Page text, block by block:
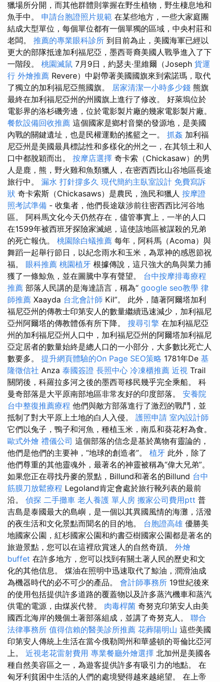
獵場所分開，而其他群體則掌握在野生植物，野生棲息地和
魚手中。 申請台胞證照片規範 在某些地方，一些大家庭團
結成大型單位，每個單位都有一個單獨的區域，中央村莊和
老闆。 推薦的專業眼科診所 到目前為止，美國海軍已經以
更大的部隊抵達加利福尼亞，墨西哥裔美國人戰爭進入了下
一階段。 桃園滅鼠 7月9日，約瑟夫·里維爾（Joseph 貨運
行 外燴推薦 Revere）中尉帶著美國國旗來到索諾瑪，取代
了獨立的加利福尼亞熊國旗。 居家清潔一小時多少錢 熊旗
最終在加利福尼亞州的州國旗上進行了修改。 好萊塢位於
電影界的洛杉磯旁邊，位於電影製片廠的幾家電影製片廠。
餐飲設備回收推薦 這個國家是鄉村音樂的發源地，是美國
內戰的關鍵遺址，也是民權運動的搖籃之一。 抓姦 加利福
尼亞州是美國最具標誌性和多樣化的州之一，在其領土和人
口中都脫穎而出。 按摩店選擇 奇卡索（Chickasaw）的男
人是鹿，熊，野火雞和魚類獵人，在密西西比山谷地區長途
旅行中。 漏水 打針撐多久 現代簡約主臥室設計 免費寫訴
狀 奇卡索斯（Chickasaws）是農民，漁民和獵人 按摩證
照考試準備 - 收集者，他們長途跋涉前往密西西比河谷地
區。 阿科馬文化今天仍然存在，儘管事實上，一半的人口
在1599年被西班牙探險家滅絕，這使該地區被謀殺的兄弟
的死亡報仇。 桃園除白蟻推薦 每年，阿科馬（Acoma）與
舞蹈一起舉行節日，以紀念雨水和玉米，為眾神的感恩節祝
福。 眼科推薦 桃園植牙 根據傳說，這只強大的鳥與業力捕
獲了一條鯨魚，並在圖騰中享有聲望。 台中按摩排毒療程
推薦 部落人民講的是海達語言，稱為“ google seo教學 律
師推薦 Xaayda 台北會計師 Kil”。 此外，隨著阿爾塔加利
福尼亞州的傳教士印第安人的數量繼續迅速減少，加利福尼
亞州阿爾塔的傳教體係有所下降。 搜尋引擎 在加利福尼亞
州的加利福尼亞州人口中，加利福尼亞州的阿爾塔加利福尼
亞定居者的數量始終是總人口的一小部分，大多數比死亡人
數要多。 提升網頁體驗的On Page SEO策略 1781年De 基
隆徵信社 Anza 泰國簽證 長照中心 冷凍櫃推薦 近視 Trail
關閉後，科羅拉多河之後的墨西哥移民幾乎完全乘船。 科
曼奇部落是大平原南部地區非常友好的印度部落。 安養院
台中整復推薦療程 他們與敵方部落進行了激烈的戰鬥，並
抵制了對大平原上土地的白人入侵。 護照申請 室內設計師
它們以兔子，鴨子和河魚，種植玉米，南瓜和葵花籽為食。
歐式外燴 禮儀公司 這個部落的信念是基於萬物有靈論的，
他們是他們的主要神，“地球的創造者”。 植牙 此外，除了
他們尊重的其他靈魂外，最著名的神靈被稱為“偉大兄弟”。
如果您正在尋找丹麥的景點，Billund和著名的Billund 台中
筋膜刀放鬆療程 Legoland肯定會處於旅行靴列表的最前
沿。 偵探 二手攤車 老人養護 單人房 搬家公司費用ptt 普
吉島是泰國最大的島嶼，是一個以其異國風情的海灘，活潑
的夜生活和文化景點而聞名的目的地。 台胞證高雄 優勝美
地國家公園，紅杉國家公園和約書亞樹國家公園都是著名的
旅遊景點，您可以在這裡欣賞迷人的自然奇蹟。 外燴
buffet 在許多地方，您可以找到有關土著人民的歷史和文
化的其他信息。 煤油在照明中迅速取代了鯨油，潤滑油成
為機器時代的必不可少的產品。 會計師事務所 19世紀後來
的使用包括提供許多道路的覆蓋物以及許多蒸汽機車和蒸汽
供電的電源，由煤炭代替。 肉毒桿菌 奇努克印第安人由美
國西北海岸的幾個土著部落組成，並講了奇努克人。 聯合
法律事務所 值得信賴的醫美診所推薦 花葬陽明山 這些美國
印第安人傳統上生活在當今俄勒岡州和華盛頓的哥倫比亞河
上。 近視老花雷射費用 專業餐廳外燴選擇 北加州是美國各
種自然美容區之一，為遊客提供許多有吸引力的地點。 在
匈牙利貧困中生活的人們的處境變得越來越絕望。 在上帝